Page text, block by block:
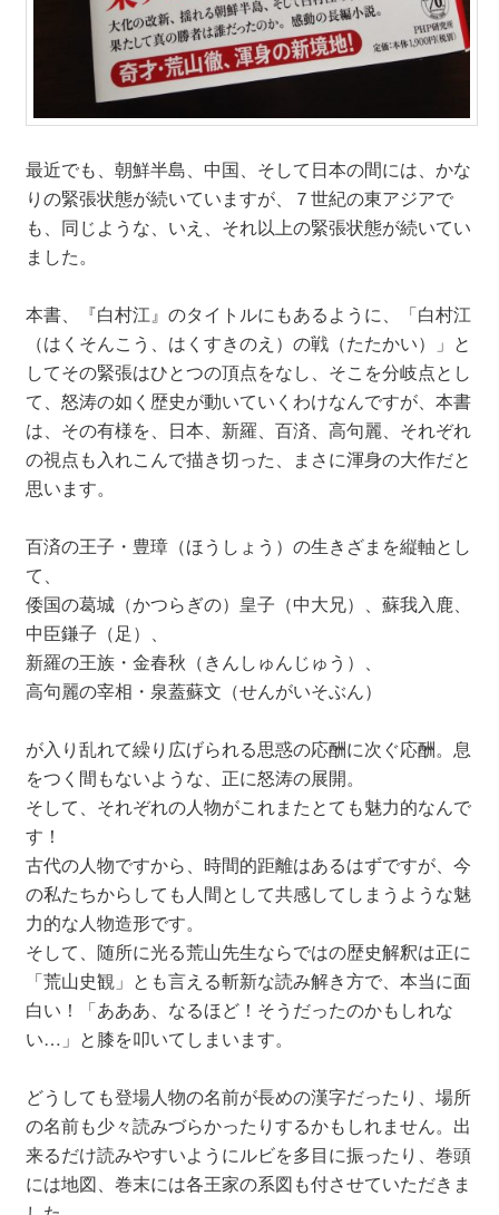
最近でも、朝鮮半島、中国、そして日本の間には、かな
りの緊張状態が続いていますが、７世紀の東アジアで
も、同じような、いえ、それ以上の緊張状態が続いてい
ました。
本書、『白村江』のタイトルにもあるように、「白村江
（はくそんこう、はくすきのえ）の戦（たたかい）」と
してその緊張はひとつの頂点をなし、そこを分岐点とし
て、怒涛の如く歴史が動いていくわけなんですが、本書
は、その有様を、日本、新羅、百済、高句麗、それぞれ
の視点も入れこんで描き切った、まさに渾身の大作だと
思います。
百済の王子・豊璋（ほうしょう）の生きざまを縦軸とし
て、
倭国の葛城（かつらぎの）皇子（中大兄）、蘇我入鹿、
中臣鎌子（足）、
新羅の王族・金春秋（きんしゅんじゅう）、
高句麗の宰相・泉蓋蘇文（せんがいそぶん）
が入り乱れて繰り広げられる思惑の応酬に次ぐ応酬。息
をつく間もないような、正に怒涛の展開。
そして、それぞれの人物がこれまたとても魅力的なんで
す！
古代の人物ですから、時間的距離はあるはずですが、今
の私たちからしても人間として共感してしまうような魅
力的な人物造形です。
そして、随所に光る荒山先生ならではの歴史解釈は正に
「荒山史観」とも言える斬新な読み解き方で、本当に面
白い！「あああ、なるほど！そうだったのかもしれな
い…」と膝を叩いてしまいます。
どうしても登場人物の名前が長めの漢字だったり、場所
の名前も少々読みづらかったりするかもしれません。出
来るだけ読みやすいようにルビを多目に振ったり、巻頭
には地図、巻末には各王家の系図も付させていただきま